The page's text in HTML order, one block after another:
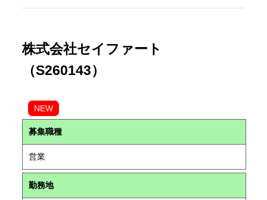
株式会社セイファート
（S260143）
NEW
募集職種
営業
勤務地